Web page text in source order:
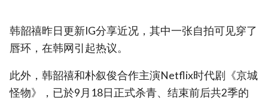
韩韶禧昨日更新IG分享近况，其中一张自拍可见穿了
唇环，在韩网引起热议。
此外，韩韶禧和朴叙俊合作主演Netflix时代剧《京城
怪物》，已於9月18日正式杀青、结束前后共2季的